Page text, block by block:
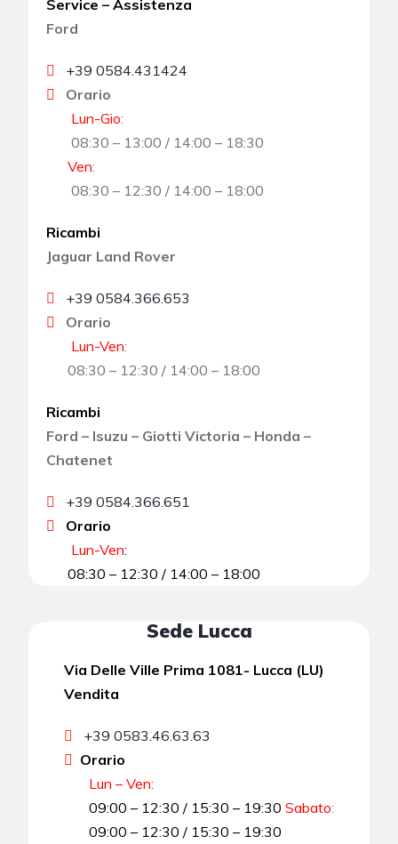
Service – Assistenza
Ford
+39 0584.431424
Orario
Lun-Gio:
08:30 – 13:00 / 14:00 – 18:30
Ven:
08:30 – 12:30 / 14:00 – 18:00
Ricambi
Jaguar Land Rover
+39 0584.366.653
Orario
Lun-Ven:
08:30 – 12:30 / 14:00 – 18:00
Ricambi
Ford – Isuzu – Giotti Victoria – Honda –
Chatenet
+39 0584.366.651
Orario
Lun-Ven:
08:30 – 12:30 / 14:00 – 18:00
Sede Lucca
Via Delle Ville Prima 1081- Lucca (LU)
Vendita
+39 0583.46.63.63
Orario
Lun – Ven:
09:00 – 12:30 / 15:30 – 19:30 Sabato:
09:00 – 12:30 / 15:30 – 19:30